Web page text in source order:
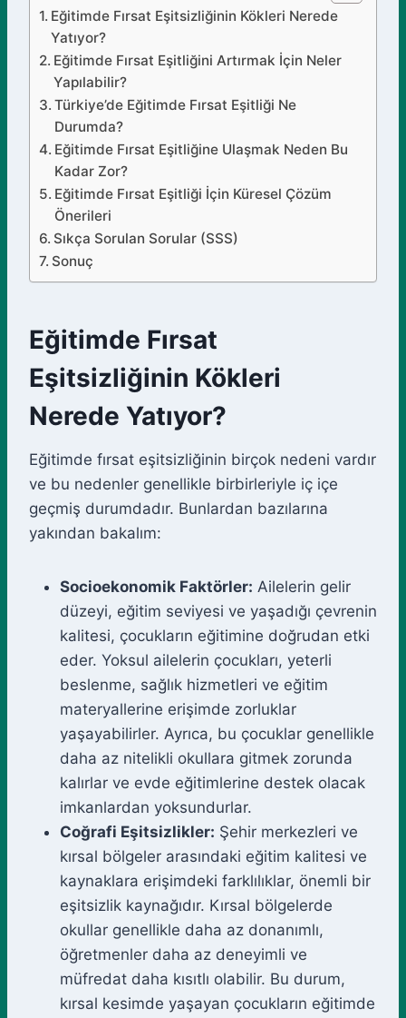
Eğitimde Fırsat Eşitsizliğinin Kökleri Nerede
Yatıyor?
Eğitimde Fırsat Eşitliğini Artırmak İçin Neler
Yapılabilir?
Türkiye’de Eğitimde Fırsat Eşitliği Ne
Durumda?
Eğitimde Fırsat Eşitliğine Ulaşmak Neden Bu
Kadar Zor?
Eğitimde Fırsat Eşitliği İçin Küresel Çözüm
Önerileri
Sıkça Sorulan Sorular (SSS)
Sonuç
Eğitimde Fırsat
Eşitsizliğinin Kökleri
Nerede Yatıyor?
Eğitimde fırsat eşitsizliğinin birçok nedeni vardır
ve bu nedenler genellikle birbirleriyle iç içe
geçmiş durumdadır. Bunlardan bazılarına
yakından bakalım:
Socioekonomik Faktörler: Ailelerin gelir
düzeyi, eğitim seviyesi ve yaşadığı çevrenin
kalitesi, çocukların eğitimine doğrudan etki
eder. Yoksul ailelerin çocukları, yeterli
beslenme, sağlık hizmetleri ve eğitim
materyallerine erişimde zorluklar
yaşayabilirler. Ayrıca, bu çocuklar genellikle
daha az nitelikli okullara gitmek zorunda
kalırlar ve evde eğitimlerine destek olacak
imkanlardan yoksundurlar.
Coğrafi Eşitsizlikler: Şehir merkezleri ve
kırsal bölgeler arasındaki eğitim kalitesi ve
kaynaklara erişimdeki farklılıklar, önemli bir
eşitsizlik kaynağıdır. Kırsal bölgelerde
okullar genellikle daha az donanımlı,
öğretmenler daha az deneyimli ve
müfredat daha kısıtlı olabilir. Bu durum,
kırsal kesimde yaşayan çocukların eğitimde